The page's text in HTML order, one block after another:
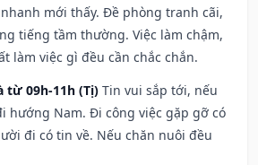
mới thấy. Đề phòng tranh cãi,
tiếng tầm thường. Việc làm chậm,
làm việc gì đều cần chắc chắn.
từ 09h-11h (Tị) Tin vui sắp tới, nếu
hướng Nam. Đi công việc gặp gỡ có
đi có tin về. Nếu chăn nuôi đều